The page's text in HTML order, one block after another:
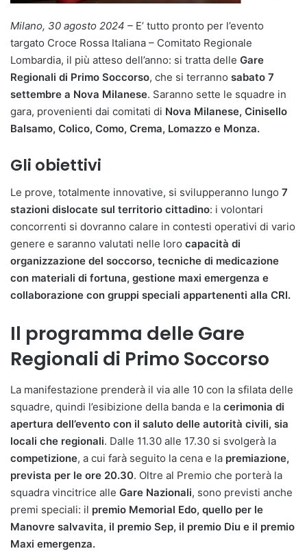
Milano, 30 agosto 2024 – E’ tutto pronto per l’evento
targato Croce Rossa Italiana – Comitato Regionale
Lombardia, il più atteso dell’anno: si tratta delle Gare
Regionali di Primo Soccorso, che si terranno sabato 7
settembre a Nova Milanese. Saranno sette le squadre in
gara, provenienti dai comitati di Nova Milanese, Cinisello
Balsamo, Colico, Como, Crema, Lomazzo e Monza.
Gli obiettivi
Le prove, totalmente innovative, si svilupperanno lungo 7
stazioni dislocate sul territorio cittadino: i volontari
concorrenti si dovranno calare in contesti operativi di vario
genere e saranno valutati nelle loro capacità di
organizzazione del soccorso, tecniche di medicazione
con materiali di fortuna, gestione maxi emergenza e
collaborazione con gruppi speciali appartenenti alla CRI.
Il programma delle Gare
Regionali di Primo Soccorso
La manifestazione prenderà il via alle 10 con la sfilata delle
squadre, quindi l’esibizione della banda e la cerimonia di
apertura dell’evento con il saluto delle autorità civili, sia
locali che regionali. Dalle 11.30 alle 17.30 si svolgerà la
competizione, a cui farà seguito la cena e la premiazione,
prevista per le ore 20.30. Oltre al Premio che porterà la
squadra vincitrice alle Gare Nazionali, sono previsti anche
premi speciali: il premio Memorial Edo, quello per le
Manovre salvavita, il premio Sep, il premio Diu e il premio
Maxi emergenza.